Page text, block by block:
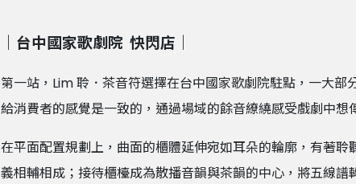
｜台中國家歌劇院 快閃店｜
第一站，Lim 聆．茶音符選擇在台中國家歌劇院駐點，一大
給消費者的感覺是一致的，通過場域的餘音繚繞感受戲劇中想
在平面配置規劃上，曲面的櫃體延伸宛如耳朵的輪廓，有著
義相輔相成；接待櫃檯成為散播音韻與茶韻的中心，將五線